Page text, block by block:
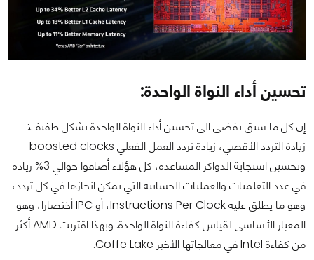
تحسين أداء النواة الواحدة:
إن كل ما سبق يفضي الي تحسين أداء النواة الواحدة بشكل طفيف:
زيادة التردد الأقصي، زيادة تردد العمل الفعلي boosted clocks
وتحسين استجابة الذواكر المساعدة، كل هؤلاء أضافوا حوالي 3% زيادة
في عدد التعلميات والعمليات الحسابية التي يمكن انجازها في كل تردد،
وهو ما يطلق عليه Instructions Per Clock، أو IPC أختصارا، وهو
المعيار الأساسي لقياس كفاءة النواة الواحدة. وبهذا اقتربت AMD أكثر
من كفاءة Intel في معالجاتها الأخير Coffe Lake.